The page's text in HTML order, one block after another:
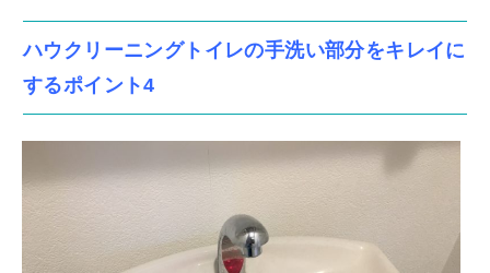
ハウクリーニングトイレの手洗い部分をキレイに
するポイント4